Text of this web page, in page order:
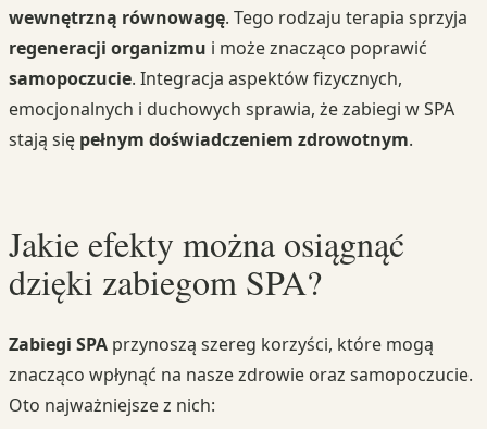
wewnętrzną równowagę. Tego rodzaju terapia sprzyja
regeneracji organizmu i może znacząco poprawić
samopoczucie. Integracja aspektów fizycznych,
emocjonalnych i duchowych sprawia, że zabiegi w SPA
stają się pełnym doświadczeniem zdrowotnym.
Jakie efekty można osiągnąć
dzięki zabiegom SPA?
Zabiegi SPA przynoszą szereg korzyści, które mogą
znacząco wpłynąć na nasze zdrowie oraz samopoczucie.
Oto najważniejsze z nich: